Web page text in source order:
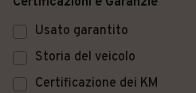
Usato garantito
Storia del veicolo
Certificazione dei KM